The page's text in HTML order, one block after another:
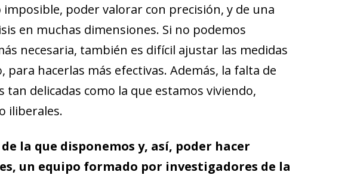
poder valorar con precisión, y de una
en muchas dimensiones. Si no podemos
necesaria, también es difícil ajustar las medidas
hacerlas más efectivas. Además, la falta de
delicadas como la que estamos viviendo,
iliberales.
la que disponemos y, así, poder hacer
un equipo formado por investigadores de la